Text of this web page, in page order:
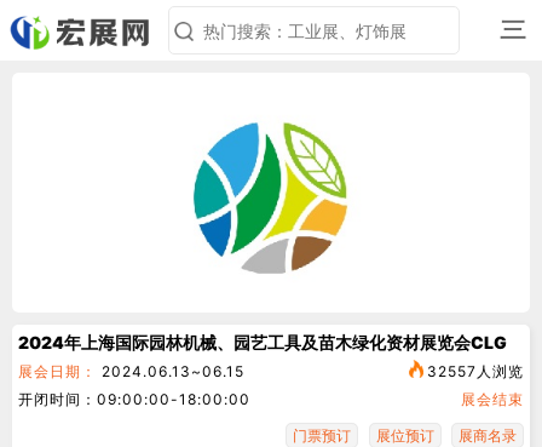
三
2024年上海国际园林机械、园艺工具及苗木绿化资材展览会CLG
展会日期： 2024.06.13~06.15
32557人浏览
开闭时间：09:00:00-18:00:00
展会结束
门票预订
展位预订 展商名录